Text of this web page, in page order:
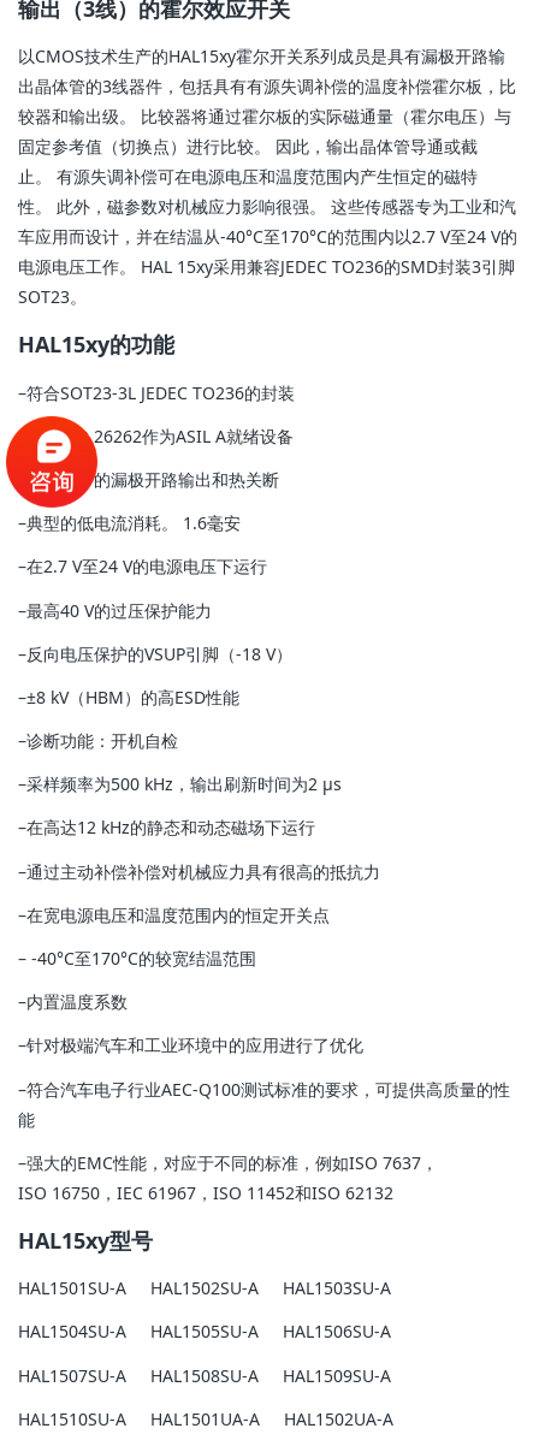
输出（3线）的霍尔效应开关
以CMOS技术生产的HAL15xy霍尔开关系列成员是具有漏极开路输
出晶体管的3线器件，包括具有有源失调补偿的温度补偿霍尔板，比
较器和输出级。 比较器将通过霍尔板的实际磁通量（霍尔电压）与
固定参考值（切换点）进行比较。 因此，输出晶体管导通或截
止。 有源失调补偿可在电源电压和温度范围内产生恒定的磁特
性。 此外，磁参数对机械应力影响很强。 这些传感器专为工业和汽
车应用而设计，并在结温从-40°C至170°C的范围内以2.7 V至24 V的
电源电压工作。 HAL 15xy采用兼容JEDEC TO236的SMD封装3引脚
SOT23。
HAL15xy的功能
–符合SOT23-3L JEDEC TO236的封装
–符合ISO 26262作为ASIL A就绪设备
–短路保护的漏极开路输出和热关断
–典型的低电流消耗。 1.6毫安
–在2.7 V至24 V的电源电压下运行
–最高40 V的过压保护能力
–反向电压保护的VSUP引脚（-18 V）
–±8 kV（HBM）的高ESD性能
–诊断功能：开机自检
–采样频率为500 kHz，输出刷新时间为2 µs
–在高达12 kHz的静态和动态磁场下运行
–通过主动补偿补偿对机械应力具有很高的抵抗力
–在宽电源电压和温度范围内的恒定开关点
– -40°C至170°C的较宽结温范围
–内置温度系数
–针对极端汽车和工业环境中的应用进行了优化
–符合汽车电子行业AEC-Q100测试标准的要求，可提供高质量的性
能
–强大的EMC性能，对应于不同的标准，例如ISO 7637，
ISO 16750，IEC 61967，ISO 11452和ISO 62132
HAL15xy型号
HAL1501SU-A HAL1502SU-A HAL1503SU-A
HAL1504SU-A HAL1505SU-A HAL1506SU-A
HAL1507SU-A HAL1508SU-A HAL1509SU-A
HAL1510SU-A HAL1501UA-A HAL1502UA-A